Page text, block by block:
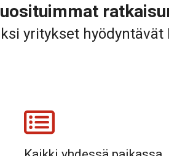
yritykset hyödyntävät